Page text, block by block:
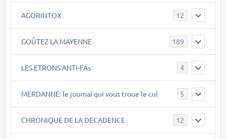
AGORINTOX 12
GOÛTEZ LA MAYENNE 189
LES ETRONS ANTI-FAs 4
MERDANNE: le journal qui vous troue le cul 5
CHRONIQUE DE LA DECADENCE 12